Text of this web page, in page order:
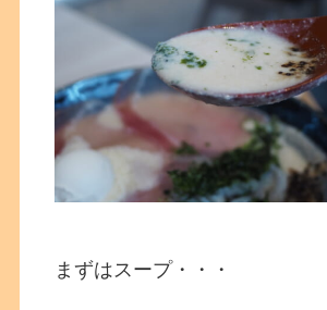
まずはスープ・・・